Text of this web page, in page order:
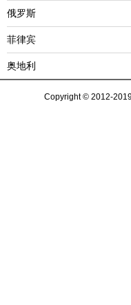
俄罗斯
菲律宾
奥地利
Copyright © 2012-